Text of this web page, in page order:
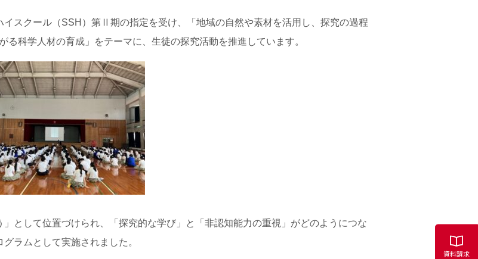
スクール（SSH）第Ⅱ期の指定を受け、「地域の自然や素材を活用し、探究の過程
科学人材の育成」をテーマに、生徒の探究活動を推進しています。
として位置づけられ、「探究的な学び」と「非認知能力の重視」がどのようにつな
ラムとして実施されました。
資料請求